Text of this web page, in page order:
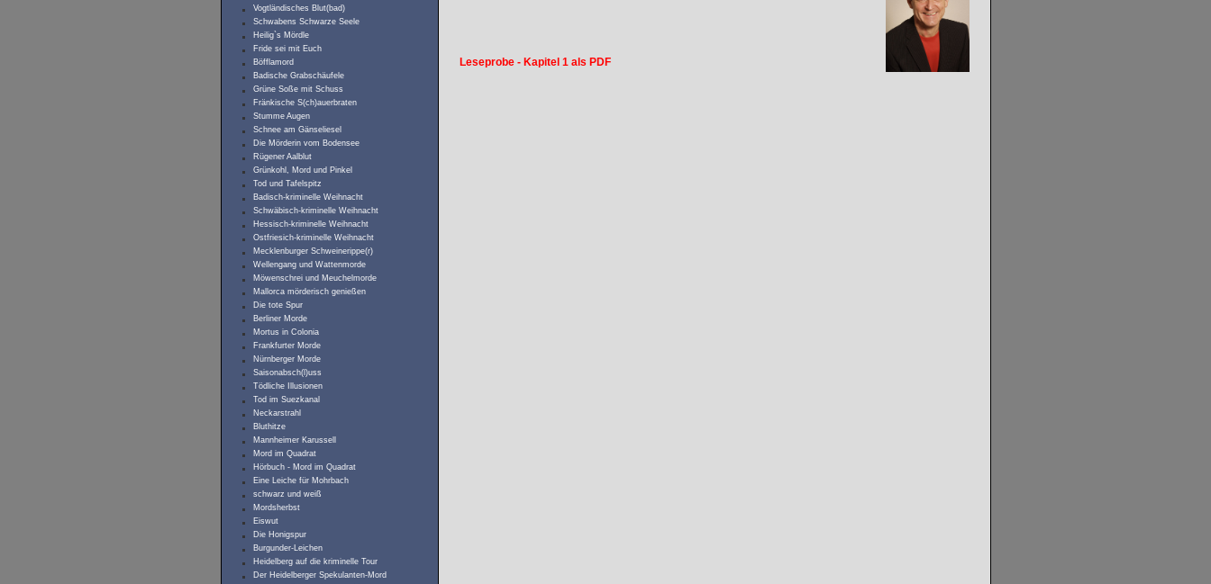
Vogtländisches Blut(bad)
Schwabens Schwarze Seele
Heilig`s Mördle
Fride sei mit Euch
Böfflamord
Badische Grabschäufele
Grüne Soße mit Schuss
Fränkische S(ch)auerbraten
Stumme Augen
Schnee am Gänseliesel
Die Mörderin vom Bodensee
Rügener Aalblut
Grünkohl, Mord und Pinkel
Tod und Tafelspitz
Badisch-kriminelle Weihnacht
Schwäbisch-kriminelle Weihnacht
Hessisch-kriminelle Weihnacht
Ostfriesich-kriminelle Weihnacht
Mecklenburger Schweinerippe(r)
Wellengang und Wattenmorde
Möwenschrei und Meuchelmorde
Mallorca mörderisch genießen
Die tote Spur
Berliner Morde
Mortus in Colonia
Frankfurter Morde
Nürnberger Morde
Saisonabsch(l)uss
Tödliche Illusionen
Tod im Suezkanal
Neckarstrahl
Bluthitze
Mannheimer Karussell
Mord im Quadrat
Hörbuch - Mord im Quadrat
Eine Leiche für Mohrbach
schwarz und weiß
Mordsherbst
Eiswut
Die Honigspur
Burgunder-Leichen
Heidelberg auf die kriminelle Tour
Der Heidelberger Spekulanten-Mord
Leseprobe - Kapitel 1 als PDF